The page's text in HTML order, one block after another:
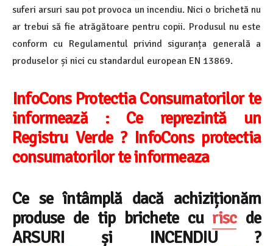
suferi arsuri sau pot provoca un incendiu. Nici o brichetă nu
ar trebui să fie atrăgătoare pentru copii. Produsul nu este
conform cu Regulamentul privind siguranța generală a
produselor și nici cu standardul european EN 13869.
InfoCons Protectia Consumatorilor te
informează : Ce reprezintă un
Registru Verde ? InfoCons protectia
consumatorilor te informeaza
Ce se întâmplă dacă achiziționăm
produse de tip brichete cu risc de
ARSURI și INCENDIU
?